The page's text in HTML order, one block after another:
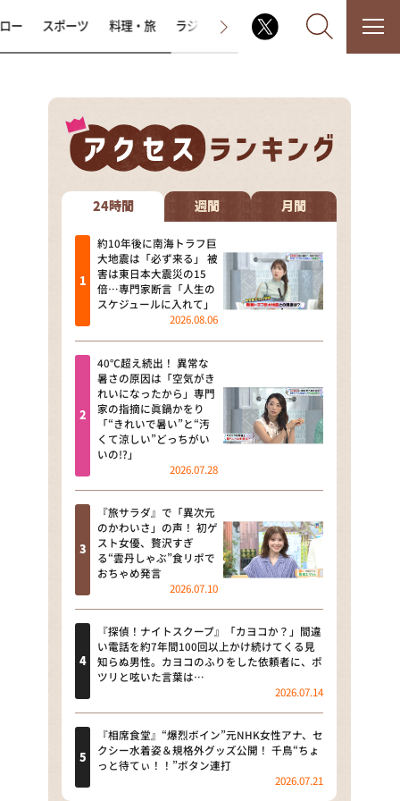
なるみ・岡村の過ぎるTV
相席食堂
これ余談なんですけど・・・
～人生密着トークバラエティ！
～ やすとものいたって真剣です
探偵！ナイトスクープ
news おかえり
河合＆A.B.C-Z塚田×福井アナ
「なんでやねん！？」（news お
かえり）
DAIGOも台所 ～きょうの献立 何
にする？～
本日はダイアンなり！シーズン２
朝だ！生です旅サラダ
教えて！ニュースライブ 正義の
ミカタ
ＬＩＦＥ～夢のカタチ～
新婚さんいらっしゃい！
ポツンと一軒家
ザキ山小屋本館
ー スポーツ 料理・旅 ラジオ番組 その他
24時間 週間 月間
約10年後に南海トラフ巨
大地震は「必ず来る」 被
害は東日本大震災の15
倍…専門家断言「人生の
スケジュールに入れて」
2026.08.06
40℃超え続出！ 異常な
暑さの原因は「空気がき
れいになったから」専門
家の指摘に眞鍋かをり
「“きれいで暑い”と“汚
くて涼しい”どっちがい
いの!?」
2026.07.28
『旅サラダ』で「異次元
のかわいさ」の声！ 初ゲ
スト女優、贅沢すぎ
る“雲丹しゃぶ”食リポで
おちゃめ発言
2026.07.10
『探偵！ナイトスクープ』「カヨコか？」間違
い電話を約7年間100回以上かけ続けてくる見
知らぬ男性。カヨコのふりをした依頼者に、ポ
ツリと呟いた言葉は…
2026.07.14
『相席食堂』“爆烈ボイン”元NHK女性アナ、セ
クシー水着姿＆規格外グッズ公開！ 千鳥“ちょ
っと待てぃ！！”ボタン連打
2026.07.21